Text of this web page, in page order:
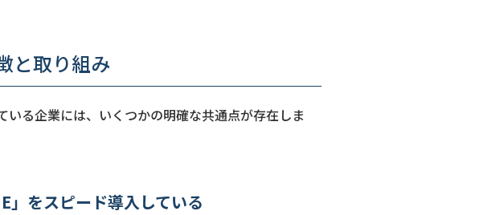
と取り組み
る企業には、いくつかの明確な共通点が存在しま
」をスピード導入している